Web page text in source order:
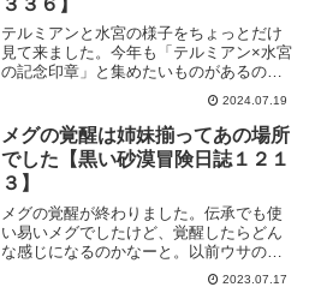
テルミアンと水宮の様子をちょっとだけ
見て来ました。今年も「テルミアン×水宮
の記念印章」と集めたいものがあるの
で、出来るだけ多くのイベントなどに参
加したいものです。が。世界的に障害が
起きているので、緊急メンテ入ってます
ｗ
2024.07.19
メグの覚醒は姉妹揃ってあの場所
でした【黒い砂漠冒険日誌１２１
３】
メグの覚醒が終わりました。伝承でも使
い易いメグでしたけど、覚醒したらどん
な感じになるのかなーと。以前ウサの覚
醒の時にメグも出て来たので「もしかし
て…」な予感はありましたけど、やっぱ
2023.07.17